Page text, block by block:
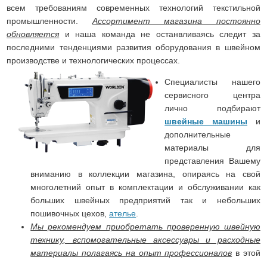
всем требованиям современных технологий текстильной
промышленности. Ассортимент магазина постоянно
обновляется и наша команда не останвливаясь следит за
последними тенденциями развития оборудования в швейном
производстве и технологических процессах.
Специалисты нашего
сервисного центра
лично подбирают
швейные машины и
дополнительные
материалы для
представления Вашему
вниманию в коллекции магазина, опираясь на свой
многолетний опыт в комплектации и обслуживании как
больших швейных предприятий так и небольших
пошивочных цехов,ателье
Мы рекомендуем приобретать проверенную швейную
технику, вспомогательные аксессуары и расходные
материалы полагаясь на опыт профессионалов в этой